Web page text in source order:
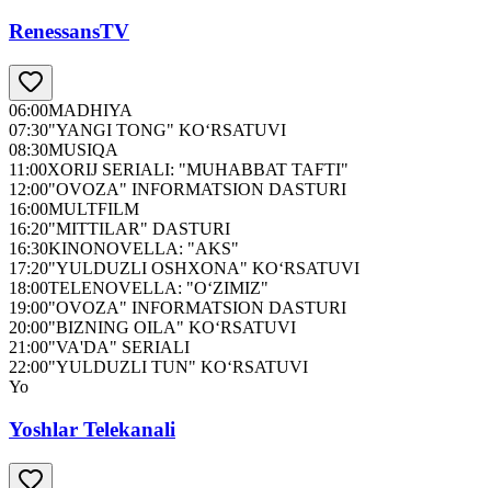
RenessansTV
06:00MADHIYA
07:30"YANGI TONG" KO‘RSATUVI
08:30MUSIQA
11:00XORIJ SERIALI: "MUHABBAT TAFTI"
12:00"OVOZA" INFORMATSION DASTURI
16:00MULTFILM
16:20"MITTILAR" DASTURI
16:30KINONOVELLA: "AKS"
17:20"YULDUZLI OSHXONA" KO‘RSATUVI
18:00TELENOVELLA: "O‘ZIMIZ"
19:00"OVOZA" INFORMATSION DASTURI
20:00"BIZNING OILA" KO‘RSATUVI
21:00"VA'DA" SERIALI
22:00"YULDUZLI TUN" KO‘RSATUVI
Yo
Yoshlar Telekanali